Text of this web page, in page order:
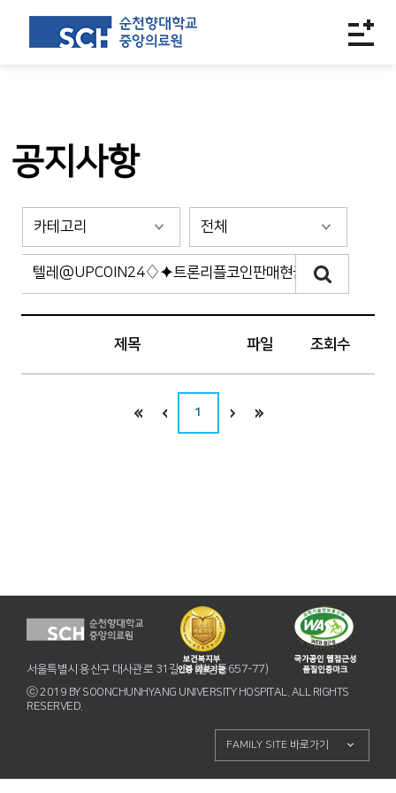
공지사항
제목 파일 조회수
1
서울특별시 용산구 대사관로 31길 31(한남동657-77)
ⓒ 2019 BY SOONCHUNHYANG UNIVERSITY HOSPITAL. ALL RIGHTS
RESERVED.
FAMILY SITE 바로가기